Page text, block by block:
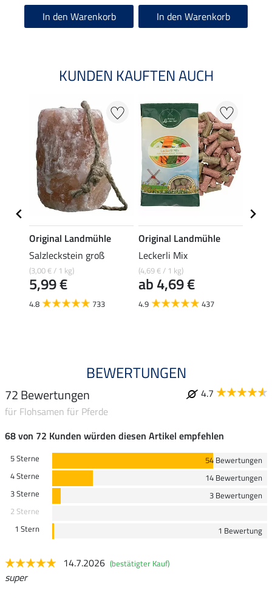
In den Warenkorb In den Warenkorb
KUNDEN KAUFTEN AUCH
Original Landmühle
Salzleckstein groß
(3,00 € / 1 kg)
5,99 €
4.8 733
Original Landmühle
Leckerli Mix
(4,69 € / 1 kg)
ab 4,69 €
4.9 437
BEWERTUNGEN
72 Bewertungen
4.7
für Flohsamen für Pferde
68 von 72 Kunden würden diesen Artikel empfehlen
5 Sterne
54 Bewertungen
4 Sterne
14 Bewertungen
3 Sterne
3 Bewertungen
2 Sterne
1 Stern
1 Bewertung
14.7.2026 (bestätigter Kauf)
super